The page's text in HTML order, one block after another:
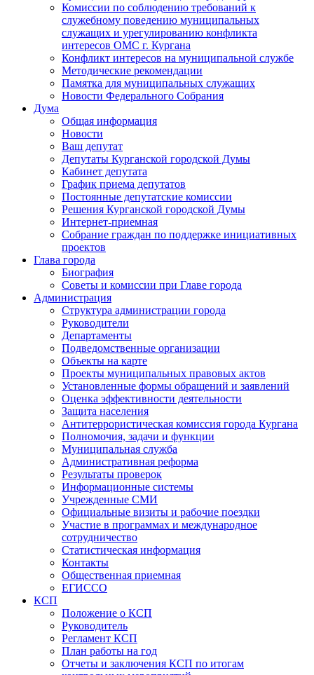
Комиссии по соблюдению требований к
служебному поведению муниципальных
служащих и урегулированию конфликта
интересов ОМС г. Кургана
Конфликт интересов на муниципальной службе
Методические рекомендации
Памятка для муниципальных служащих
Новости Федерального Cобрания
Дума
Общая информация
Новости
Ваш депутат
Депутаты Курганской городской Думы
Кабинет депутата
График приема депутатов
Постоянные депутатские комиссии
Решения Курганской городской Думы
Интернет-приемная
Собрание граждан по поддержке инициативных
проектов
Глава города
Биография
Советы и комиссии при Главе города
Администрация
Структура администрации города
Руководители
Департаменты
Подведомственные организации
Объекты на карте
Проекты муниципальных правовых актов
Установленные формы обращений и заявлений
Оценка эффективности деятельности
Защита населения
Антитеррористическая комиссия города Кургана
Полномочия, задачи и функции
Муниципальная служба
Административная реформа
Результаты проверок
Информационные системы
Учрежденные СМИ
Официальные визиты и рабочие поездки
Участие в программах и международное
сотрудничество
Статистическая информация
Контакты
Общественная приемная
ЕГИССО
КСП
Положение о КСП
Руководитель
Регламент КСП
План работы на год
Отчеты и заключения КСП по итогам